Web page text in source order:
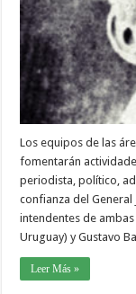
Los equipos de las
fomentarán
periodista, político,
confianza del General
intendentes de
Uruguay) y Gustavo
Leer Más »